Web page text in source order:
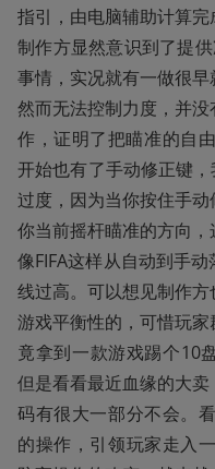
指引，由电脑辅助计算
制作方显然意识到了提
事情，实况就有一做很
然而无法控制力度，并
作，证明了把瞄准的自
开始也有了手动修正键
过度，因为当你按住手
你当前摇杆瞄准的方向
像FIFA这样从自动到手
线过高。可以想见制作
游戏平衡性的，可惜玩
竟拿到一款游戏踢个10
但是看看最近血缘的大
码有很大一部分不会。
的操作，引领玩家走入